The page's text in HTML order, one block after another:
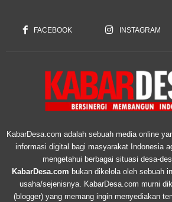
FACEBOOK INSTAGRAM
KabarDesa.com adalah sebuah media online
informasi digital bagi masyarakat Indonesia
mengetahui berbagai situasi desa-
KabarDesa.com bukan dikelola oleh sebuah
usaha/sejenisnya. KabarDesa.com murni
(blogger) yang memang ingin menyediakan